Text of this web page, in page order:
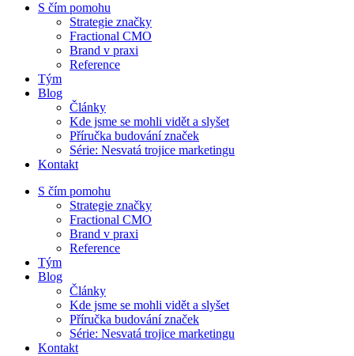
S čím pomohu
Strategie značky
Fractional CMO
Brand v praxi
Reference
Tým
Blog
Články
Kde jsme se mohli vidět a slyšet
Příručka budování značek
Série: Nesvatá trojice marketingu
Kontakt
S čím pomohu
Strategie značky
Fractional CMO
Brand v praxi
Reference
Tým
Blog
Články
Kde jsme se mohli vidět a slyšet
Příručka budování značek
Série: Nesvatá trojice marketingu
Kontakt